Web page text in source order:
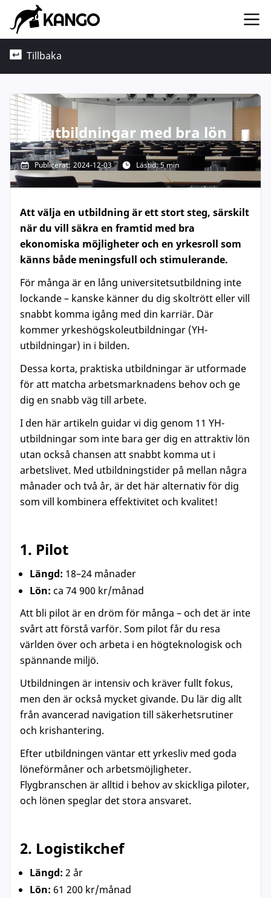
Tillbaka
YH-utbildningar med bra lön
Publicerat: 2024-12-03 Lästid: 5 min
Att välja en utbildning är ett stort steg, särskilt
när du vill säkra en framtid med bra
ekonomiska möjligheter och en yrkesroll som
känns både meningsfull och stimulerande.
För många är en lång universitetsutbildning inte
lockande – kanske känner du dig skoltrött eller vill
snabbt komma igång med din karriär. Där
kommer yrkeshögskoleutbildningar (YH-
utbildningar) in i bilden.
Dessa korta, praktiska utbildningar är utformade
för att matcha arbetsmarknadens behov och ge
dig en snabb väg till arbete.
I den här artikeln guidar vi dig genom 11 YH-
utbildningar som inte bara ger dig en attraktiv lön
utan också chansen att snabbt komma ut i
arbetslivet. Med utbildningstider på mellan några
månader och två år, är det här alternativ för dig
som vill kombinera effektivitet och kvalitet!
1. Pilot
Längd: 18–24 månader
Lön: ca 74 900 kr/månad
Att bli pilot är en dröm för många – och det är inte
svårt att förstå varför. Som pilot får du resa
världen över och arbeta i en högteknologisk och
spännande miljö.
Utbildningen är intensiv och kräver fullt fokus,
men den är också mycket givande. Du lär dig allt
från avancerad navigation till säkerhetsrutiner
och krishantering.
Efter utbildningen väntar ett yrkesliv med goda
löneförmåner och arbetsmöjligheter.
Flygbranschen är alltid i behov av skickliga piloter,
och lönen speglar det stora ansvaret.
2. Logistikchef
Längd: 2 år
Lön: 61 200 kr/månad